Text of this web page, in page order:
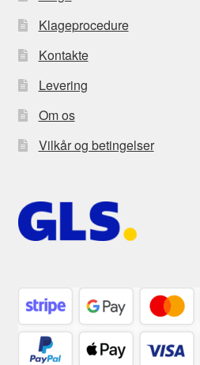
Klageprocedure
Kontakte
Levering
Om os
Vilkår og betingelser